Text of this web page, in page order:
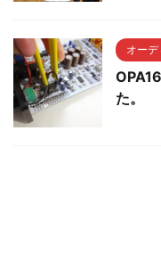
オーデ
た。